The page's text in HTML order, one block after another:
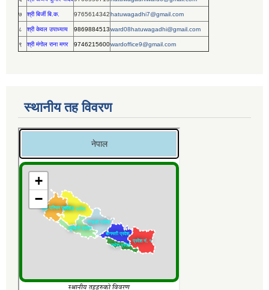
७ श्री बिर्जी बि.क. 9765614342hatuwagadhi7@gmail.com
८ श्री केवल उपाध्याय 9869884513ward08hatuwagadhi@gmail.com
९ श्री मंगोल राना मगर 9746215600wardoffice9@gmail.com
स्थानीय तह विवरण